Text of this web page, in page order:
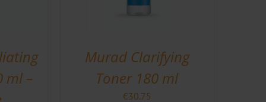
ml –
Murad Clarifying
Toner 180 ml
€30.75